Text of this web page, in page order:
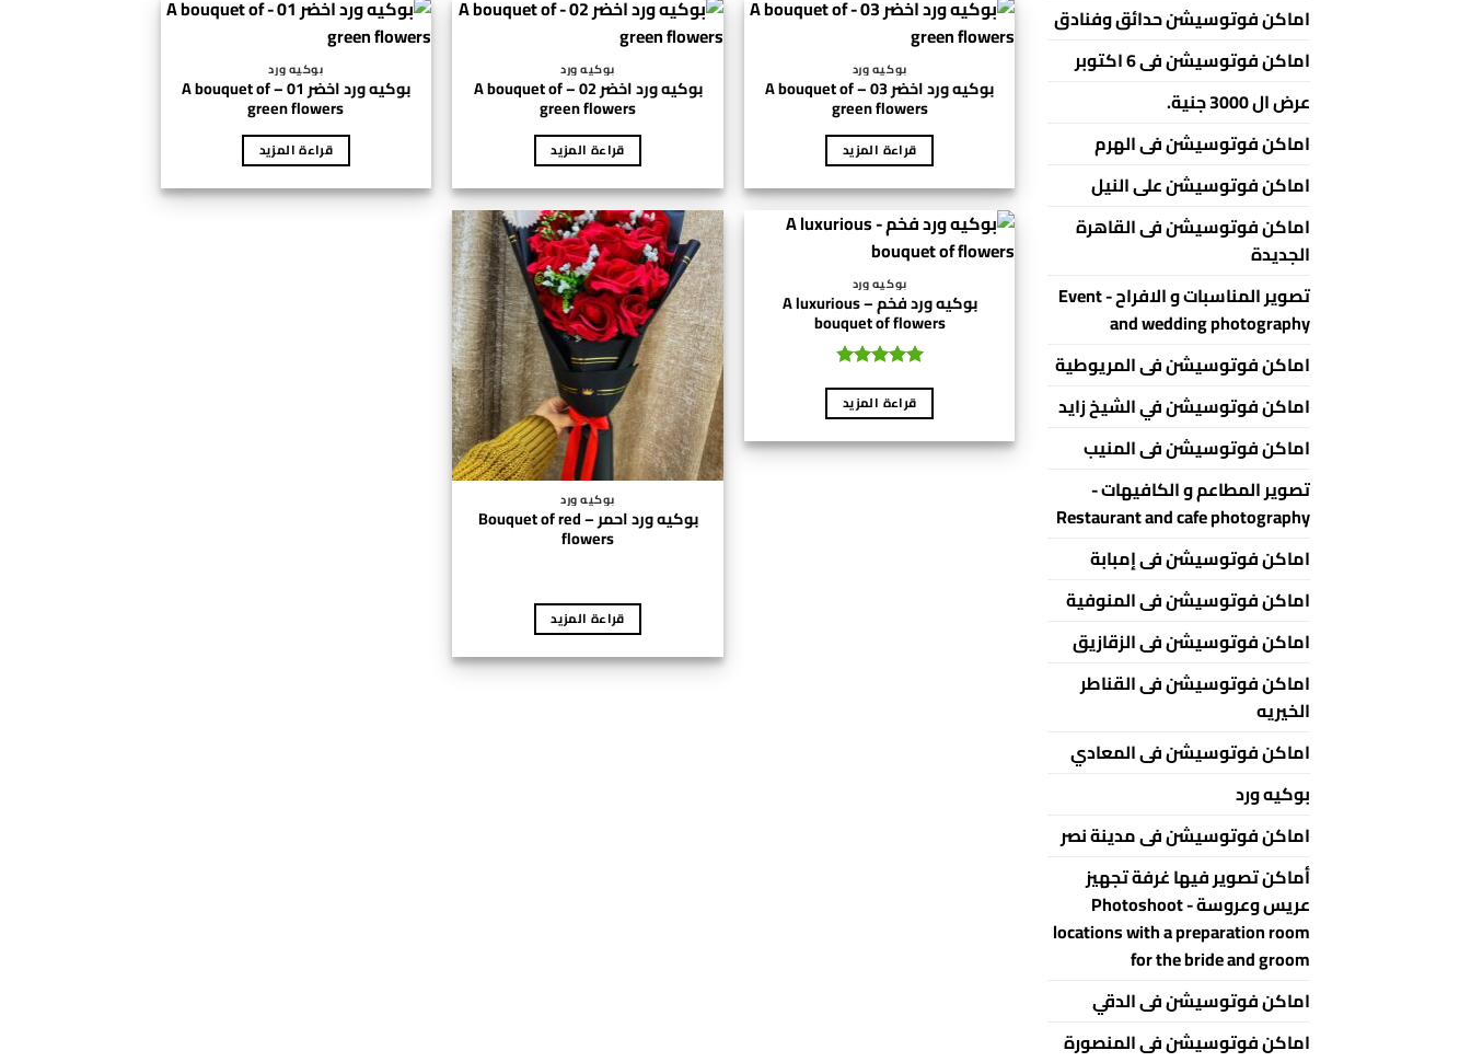
اماكن فوتوسيشن حدائق وفنادق
اماكن فوتوسيشن فى 6 اكتوبر
عرض ال 3000 جنية.
اماكن فوتوسيشن فى الهرم
اماكن فوتوسيشن على النيل
اماكن فوتوسيشن فى القاهرة
الجديدة
تصوير المناسبات و الافراح - Event
and wedding photography
اماكن فوتوسيشن فى المريوطية
اماكن فوتوسيشن في الشيخ زايد
اماكن فوتوسيشن فى المنيب
تصوير المطاعم و الكافيهات -
Restaurant and cafe photography
اماكن فوتوسيشن فى إمبابة
اماكن فوتوسيشن فى المنوفية
اماكن فوتوسيشن فى الزقازيق
اماكن فوتوسيشن فى القناطر
الخيريه
اماكن فوتوسيشن فى المعادي
بوكيه ورد
اماكن فوتوسيشن فى مدينة نصر
أماكن تصوير فيها غرفة تجهيز
عريس وعروسة - Photoshoot
locations with a preparation room
for the bride and groom
اماكن فوتوسيشن فى الدقي
اماكن فوتوسيشن فى المنصورة
بوكيه ورد
بوكيه ورد اخضر 03 – A bouquet of
green flowers
قراءة المزيد
بوكيه ورد
بوكيه ورد اخضر 02 – A bouquet of
green flowers
قراءة المزيد
بوكيه ورد
بوكيه ورد اخضر 01 – A bouquet of
green flowers
قراءة المزيد
بوكيه ورد
بوكيه ورد فخم – A luxurious
bouquet of flowers
4.83من 5
قراءة المزيد
بوكيه ورد
بوكيه ورد احمر – Bouquet of red
flowers
قراءة المزيد